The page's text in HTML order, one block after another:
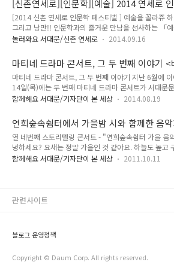
대표축제인 독립민주축제와..
면 가까운 곳에서 열리는 공연을 보러가는 것도 한 방법
있겠지요. TONG이 문화의 달을 맞이하여, 10월 16일(
에 서대문문화회관 대극장에서 열린 클래식 모놀로그,
박정자의 공연에 다녀왔습니다. 는 올해 마지막 마티네
트의 지난 두 번의 공연을 TONG을 통해 소개해드린 적
요. 1회 : 달..
[신촌연세로][인문학][예술] 2014 연세로
페스티벌 <예술을 꼴라주 하다>로 초대합
[2014 신촌 연세로 인문학 페스티벌 ] 예술을 꼴라쥬
그리고 낭만!! 인문학과의 즐거운 만남을 선사하는 「
라쥬 하다」 신촌 연세로 차없는 거리에서 즐기는 인문
로 오감(五感)을 표현하다 " 준비되셨죠?? TONG지기와
알아볼까요?^^ '연세로 인문학 페스티벌, 인문학 꼴라주
2014. 9. 20(토) 13:00~23:00 장 소 : 신촌 연세로 참
주민, 서울지역 대학생 주 최 : (재)플라톤 아카데미, 서
용 : 거리강연, 공연, UCC 공모전 영상상영, 피아노버스
www.platonacademy.org 열정이..
놀러와요 서대문/신촌 연세로 2014.09.16
마티네 드라마 콘서트, 그 두 번째 이야기 <
벤에 대한 심리 보고서>
마티네 드라마 콘서트, 그 두 번째 이야기 지난 6월에
14일(목)에는 두 번째 마티네 드라마 콘서트가 서대문
소극장에서 열렸습니다. 입추가 지나고 한결 시원해진 오
옮겼습니다. ‘음악으로 보는 연극, 연극으로 보는 음악’인
드라마 콘서트는 프랑스어 마탱(matin : 아침)에서 유래
주로 오후에 시간을 내기 어려운 여성들을 위해 다양한
공연을 오전에 편안하고 여유롭게 즐길 수 있도록 꾸며
트입니다. 그래서인지, 오전 일찍 집안일을 하고 편안한
함께해요 서대문/기자단이 본 세상 2014.08.19
연희숲속쉼터에서 가을밤 시와 함께한 음악회
토리텔링 콘서트
열 네번째 스토리텔링 콘서트 - "연희숲속쉼터 가을 음
녕하세요? 요새는 정말 가을인 것 같아요. 하늘도 높고
점 없이 파란 하늘이 너무 이뻐서 어디론가 놀러 가고 싶
함께 가을을 느낄 수 있었는데요, 음와과 시가 있는 가을
소개된 황도원님의 섹소폰 연주!을 경쾌하게 연주해주셨
함께해요 서대문/기자단이 본 세상 2011.10.11
블로그 운영정책
Copyright © Daum Corp. All rights reserved.
관련사이트